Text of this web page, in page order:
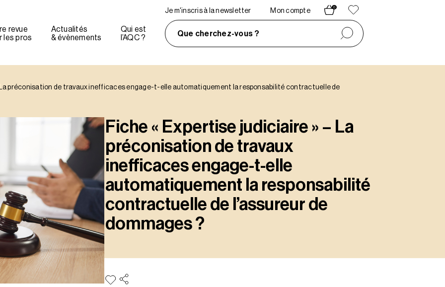
revue
les pros
Actualités
& évènements
Qui est
l’AQC ?
Je m'inscris à la newsletter Mon compte
0
Que cherchez-vous ?
La préconisation de travaux inefficaces engage-t-elle automatiquement la responsabilité contractuelle de
Fiche « Expertise judiciaire » – La
préconisation de travaux
inefficaces engage-t-elle
automatiquement la responsabilité
contractuelle de l’assureur de
dommages ?